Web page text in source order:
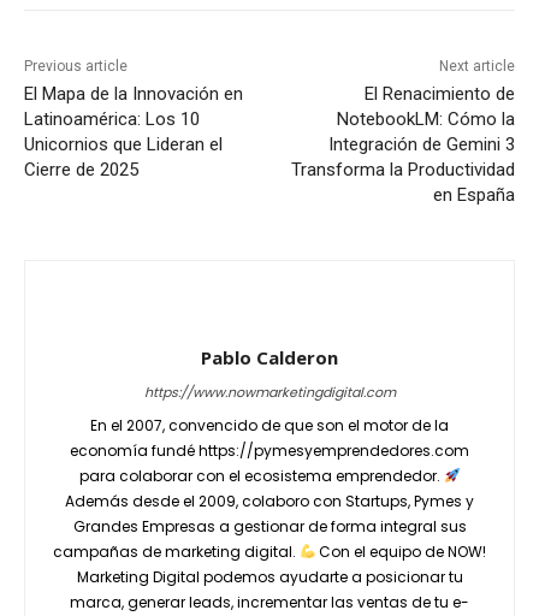
Previous article
El Mapa de la Innovación en
Latinoamérica: Los 10
Unicornios que Lideran el
Cierre de 2025
Next article
El Renacimiento de
NotebookLM: Cómo la
Integración de Gemini 3
Transforma la Productividad
en España
Pablo Calderon
https://www.nowmarketingdigital.com
En el 2007, convencido de que son el motor de la
economía fundé https://pymesyemprendedores.com
para colaborar con el ecosistema emprendedor.
Además desde el 2009, colaboro con Startups, Pymes y
Grandes Empresas a gestionar de forma integral sus
campañas de marketing digital.
Con el equipo de NOW!
Marketing Digital podemos ayudarte a posicionar tu
marca, generar leads, incrementar las ventas de tu e-